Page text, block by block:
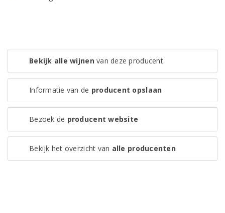
Bekijk alle wijnenvan deze producent
Informatie van de producent opslaan
Bezoek de producent website
Bekijk het overzicht van alle producenten